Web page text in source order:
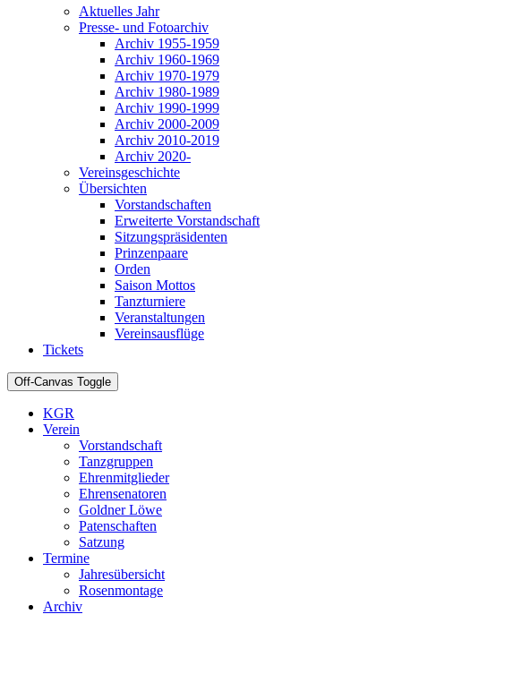
Aktuelles Jahr
Presse- und Fotoarchiv
Archiv 1955-1959
Archiv 1960-1969
Archiv 1970-1979
Archiv 1980-1989
Archiv 1990-1999
Archiv 2000-2009
Archiv 2010-2019
Archiv 2020-
Vereinsgeschichte
Übersichten
Vorstandschaften
Erweiterte Vorstandschaft
Sitzungspräsidenten
Prinzenpaare
Orden
Saison Mottos
Tanzturniere
Veranstaltungen
Vereinsausflüge
Tickets
Off-Canvas Toggle
KGR
Verein
Vorstandschaft
Tanzgruppen
Ehrenmitglieder
Ehrensenatoren
Goldner Löwe
Patenschaften
Satzung
Termine
Jahresübersicht
Rosenmontage
Archiv